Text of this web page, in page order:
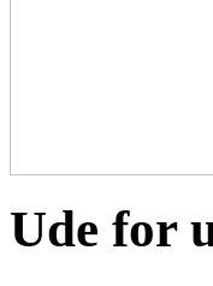
Ude for